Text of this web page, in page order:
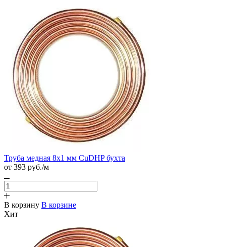
Труба медная 8х1 мм CuDHP бухта
от 393 руб./м
В корзину В корзине
Хит